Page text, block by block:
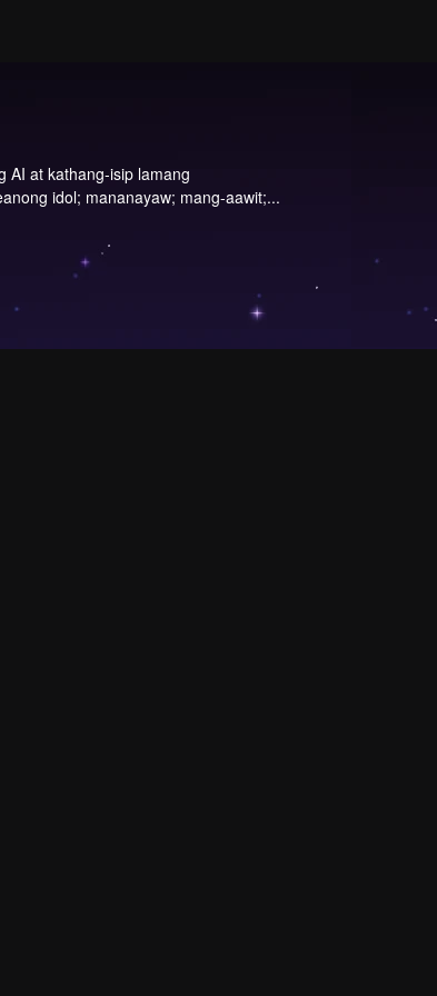
AI at kathang-isip lamang
idol; mananayaw; mang-aawit;...